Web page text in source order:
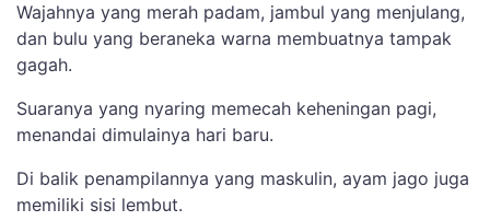
Wajahnya yang merah padam, jambul yang menjulang,
dan bulu yang beraneka warna membuatnya tampak
gagah.
Suaranya yang nyaring memecah keheningan pagi,
menandai dimulainya hari baru.
Di balik penampilannya yang maskulin, ayam jago juga
memiliki sisi lembut.